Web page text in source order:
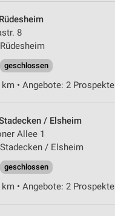
8
geschlossen
km • Angebote: 2 Prospekte
Stadecken / Elsheim
Allee 1
/ Elsheim
geschlossen
km • Angebote: 2 Prospekte